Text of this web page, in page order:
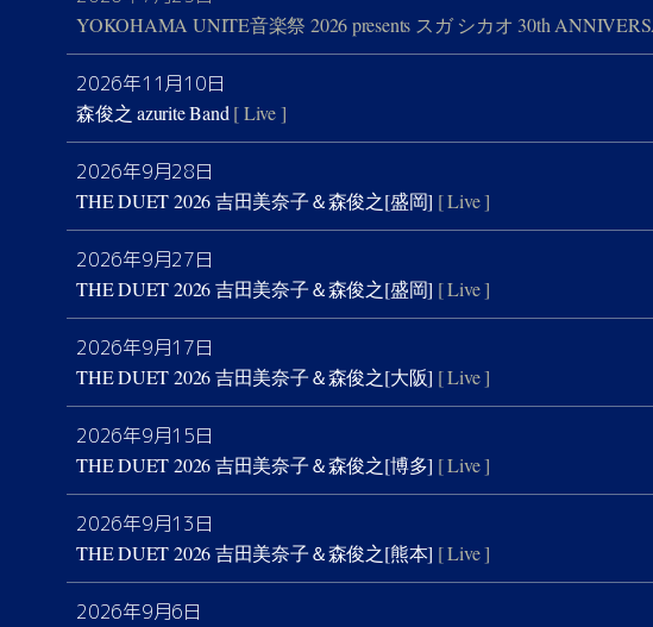
YOKOHAMA UNITE音楽祭 2026 presents スガ シカオ 30th
2026年11月10日
森俊之 azurite Band[ Live ]
2026年9月28日
THE DUET 2026 吉田美奈子＆森俊之[盛岡] [ Live ]
2026年9月27日
THE DUET 2026 吉田美奈子＆森俊之[盛岡] [ Live ]
2026年9月17日
THE DUET 2026 吉田美奈子＆森俊之[大阪] [ Live ]
2026年9月15日
THE DUET 2026 吉田美奈子＆森俊之[博多] [ Live ]
2026年9月13日
THE DUET 2026 吉田美奈子＆森俊之[熊本] [ Live ]
2026年9月6日